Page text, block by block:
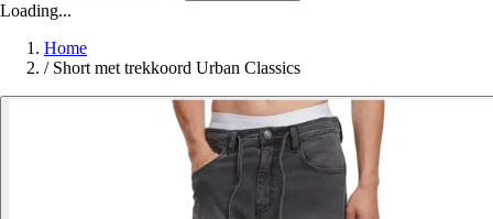
Loading...
Home
/ Short met trekkoord Urban Classics